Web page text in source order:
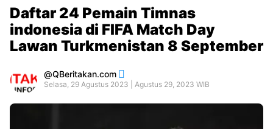
Daftar 24 Pemain Timnas
indonesia di FIFA Match Day
Lawan Turkmenistan 8 September
QBeritakan.com
Selasa, 29 Agustus 2023 | Agustus 29, 2023 WIB